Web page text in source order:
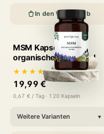
In den Warenkorb
MSM Kapseln -
organischer Schwefel
★★★★★4,9(94)
19,99 €
0,67 € / Tag · 120 Kapseln
Weitere Varianten ▾